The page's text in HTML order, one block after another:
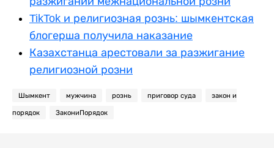
TikTok и религиозная рознь: шымкентская
блогерша получила наказание
Казахстанца арестовали за разжигание
религиозной розни
Шымкент мужчина рознь приговор суда закон и
порядок ЗакониПорядок